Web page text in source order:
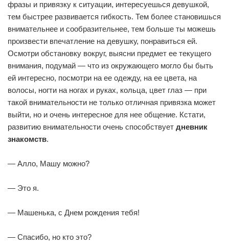
фразы и привязку к ситуации, интересуешься девушкой,
тем быстрее развивается гибкость. Тем более становишься
внимательнее и сообразительнее, тем больше ты можешь
произвести впечатление на девушку, понравиться ей.
Осмотри обстановку вокруг, выясни предмет ее текущего
внимания, подумай — что из окружающего могло бы быть
ей интересно, посмотри на ее одежду, на ее цвета, на
волосы, ногти на ногах и руках, кольца, цвет глаз — при
такой внимательности не только отличная привязка может
выйти, но и очень интересное для нее общение. Кстати,
развитию внимательности очень способствует дневник
знакомств.
— Алло, Машу можно?
— Это я.
— Машенька, с Днем рождения тебя!
— Спасибо, но кто это?